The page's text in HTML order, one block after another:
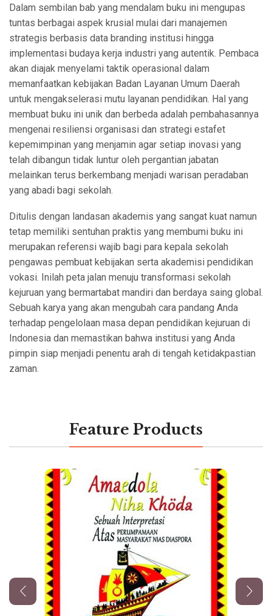
Dalam sembilan bab yang mendalam buku ini mengupas
tuntas berbagai aspek krusial mulai dari manajemen
strategis berbasis data branding institusi hingga
implementasi budaya kerja industri yang autentik. Pembaca
akan diajak menyelami taktik operasional dalam
memanfaatkan kebijakan Badan Layanan Umum Daerah
untuk mengakselerasi mutu layanan pendidikan. Hal yang
membuat buku ini unik dan berbeda adalah pembahasannya
mengenai resiliensi organisasi dan strategi estafet
kepemimpinan yang menjamin agar setiap inovasi yang
telah dibangun tidak luntur oleh pergantian jabatan
melainkan terus berkembang menjadi warisan peradaban
yang abadi bagi sekolah.
Ditulis dengan landasan akademis yang sangat kuat namun
tetap memiliki sentuhan praktis yang membumi buku ini
merupakan referensi wajib bagi para kepala sekolah
pengawas pembuat kebijakan serta akademisi pendidikan
vokasi. Inilah peta jalan menuju transformasi sekolah
kejuruan yang bermartabat mandiri dan berdaya saing global.
Sebuah karya yang akan mengubah cara pandang Anda
terhadap pengelolaan masa depan pendidikan kejuruan di
Indonesia dan memastikan bahwa institusi yang Anda
pimpin siap menjadi penentu arah di tengah ketidakpastian
zaman.
Feature Products